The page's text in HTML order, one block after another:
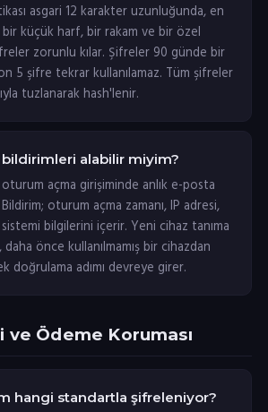
asgari 12 karakter uzunluğunda, en
küçük harf, bir rakam ve bir özel
zorunlu kılar. Şifreler 90 günde bir
5 şifre tekrar kullanılamaz. Tüm şifreler
tuzlanarak hash'lenir.
alabilir miyim?
açma girişiminde anlık e-posta
oturum açma zamanı, IP adresi,
bilgilerini içerir. Yeni cihaz tanıma
önce kullanılmamış bir cihazdan
doğrulama adımı devreye girer.
ve Ödeme Koruması
hangi standartla şifreleniyor?